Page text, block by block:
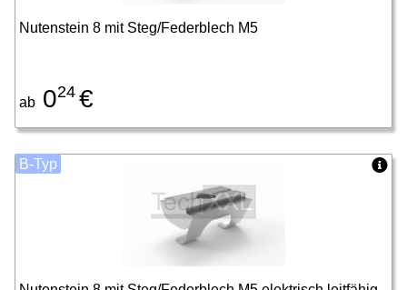
Nutenstein 8 mit Steg/Federblech M5
ab 024 €
B-Typ